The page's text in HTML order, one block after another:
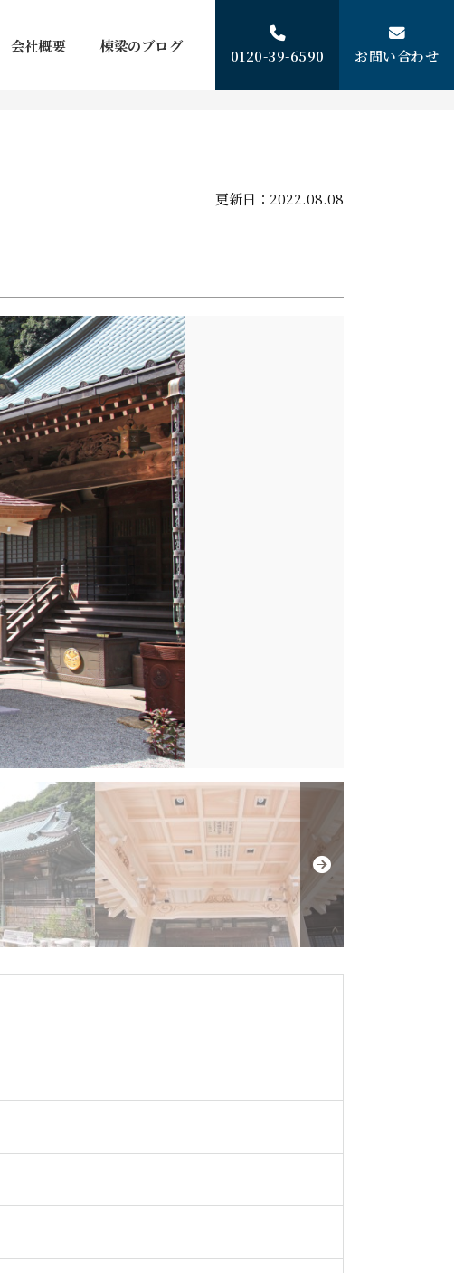
会社概要 棟梁のブログ
0120-39-6590 お問い合わせ
更新日： 2022.08.08